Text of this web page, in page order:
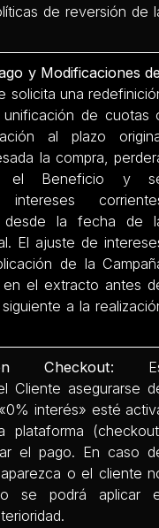
de reversión de
y Modificaciones
solicita una
de cuotas
al plazo
la compra,
el Beneficio y
desde la fecha de
El ajuste de
de la
el extracto antes
a la
Checkout:
Cliente asegurarse
interés» esté
plataforma
el pago. En caso
o el cliente
se podrá aplicar